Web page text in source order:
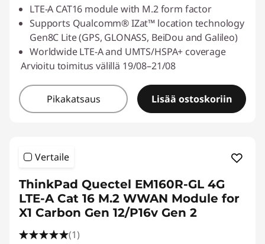
LTE-A CAT16 module with M.2 form factor
Supports Qualcomm® IZat™ location technology
Gen8C Lite (GPS, GLONASS, BeiDou and Galileo)
Worldwide LTE-A and UMTS/HSPA+ coverage
Arvioitu toimitus välillä 19/08–21/08
Pikakatsaus Lisää ostoskoriin
Vertaile
ThinkPad Quectel EM160R-GL 4G
LTE-A Cat 16 M.2 WWAN Module for
X1 Carbon Gen 12/P16v Gen 2
(1)